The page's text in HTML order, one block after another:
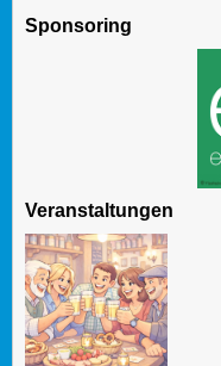
Sponsoring
Veranstaltungen